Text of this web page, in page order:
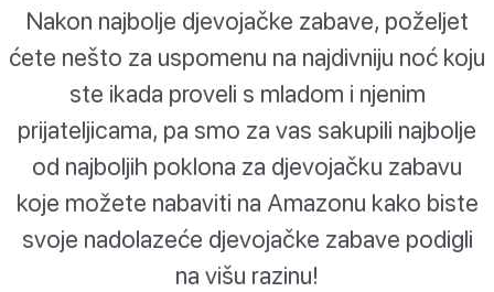
Nakon najbolje djevojačke zabave, poželjet
ćete nešto za uspomenu na najdivniju noć koju
ste ikada proveli s mladom i njenim
prijateljicama, pa smo za vas sakupili najbolje
od najboljih poklona za djevojačku zabavu
koje možete nabaviti na Amazonu kako biste
svoje nadolazeće djevojačke zabave podigli
na višu razinu!